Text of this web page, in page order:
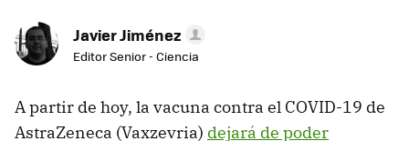
Javier Jiménez
Editor Senior - Ciencia
A partir de hoy, la vacuna contra el COVID-19 de
AstraZeneca (Vaxzevria) dejará de poder